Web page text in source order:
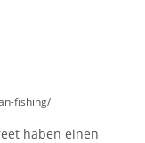
fishing/
haben einen